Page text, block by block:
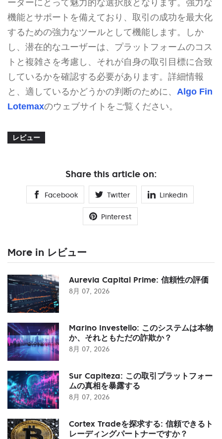
ーダーにとって魅力的な選択肢となります。強力な
機能とサポートを備えており、取引の成功を最大化
するための強力なツールとして機能します。しか
し、潜在的なユーザーは、プラットフォームのコス
トと複雑さを考慮し、それが自身の取引目標に合致
しているかを確認する必要があります。詳細情報
と、適しているかどうかの判断のために、 Algo Fin
Lotemaxのウェブサイトをご覧ください。
レビュー
Share this article on:
Facebook Twitter Linkedin
Pinterest
More in レビュー
Aurevia Capital Prime: 信頼性の評価
8月 07, 2026
Marino Investello: このシステムは本物
か、それともただの詐欺か？
8月 07, 2026
Sur Capiteza: この取引プラットフォー
ムの真相を暴露する
8月 07, 2026
Cortex Tradeを探求する: 信頼できるト
レーディングパートナーですか？